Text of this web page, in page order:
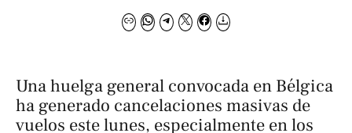
Una huelga general convocada en Bélgica
ha generado cancelaciones masivas de
vuelos este lunes, especialmente en los